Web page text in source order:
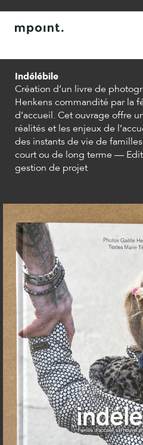
Indélébile
Création d’un livre de
Henkens commandité par la
d’accueil. Cet ouvrage offre
réalités et les enjeux de
des instants de vie de
court ou de long terme —
gestion de projet